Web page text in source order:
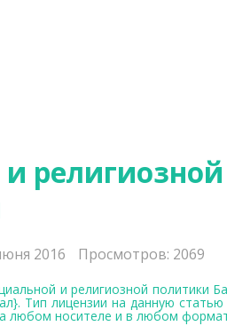
2016 Просмотров: 2069
и религиозной политики
Тип лицензии на данную
носителе и в любом